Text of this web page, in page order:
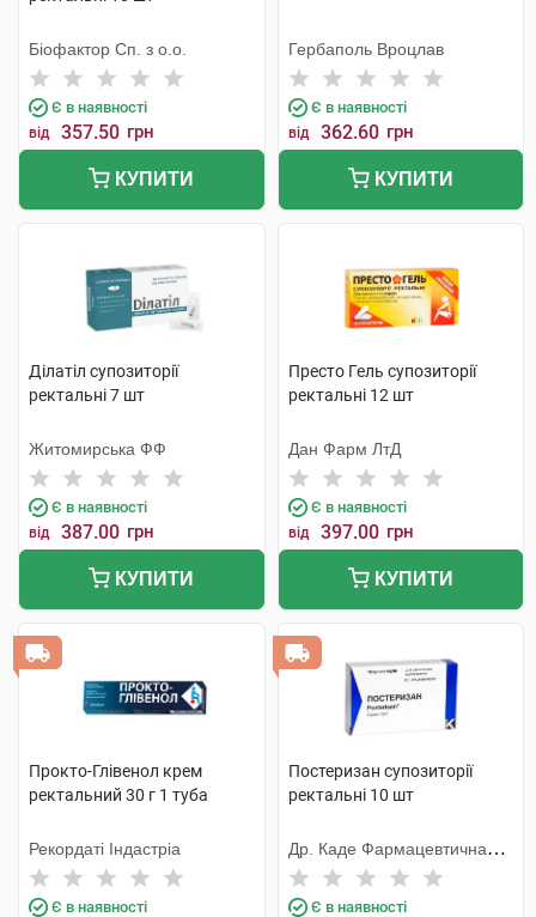
Біофактор Сп. з о.о.
Є в наявності
від 357.50 грн
КУПИТИ
Гербаполь Вроцлав
Є в наявності
від 362.60 грн
КУПИТИ
Ділатіл супозиторії
ректальні 7 шт
Житомирська ФФ
Є в наявності
від 387.00 грн
КУПИТИ
Престо Гель супозиторії
ректальні 12 шт
Дан Фарм ЛтД
Є в наявності
від 397.00 грн
КУПИТИ
Прокто-Глівенол крем
ректальний 30 г 1 туба
Рекордаті Індастріа
Є в наявності
Постеризан супозиторії
ректальні 10 шт
Др. Каде Фармацевтична
Фабрика
Є в наявності